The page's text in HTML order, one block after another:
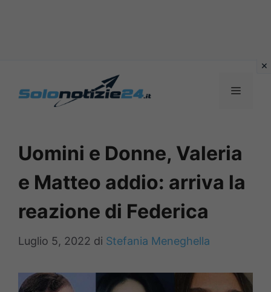
MENU
Uomini e Donne, Valeria
e Matteo addio: arriva la
reazione di Federica
Luglio 5, 2022 di Stefania Meneghella